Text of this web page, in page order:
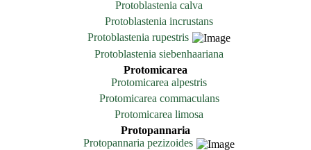
Protoblastenia calva
Protoblastenia incrustans
Protoblastenia rupestris
Protoblastenia siebenhaariana
Protomicarea
Protomicarea alpestris
Protomicarea commaculans
Protomicarea limosa
Protopannaria
Protopannaria pezizoides